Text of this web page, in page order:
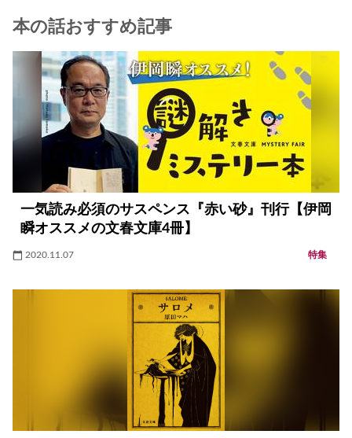
本の話おすすめ記事
一気読み必須のサスペンス『赤い砂』刊行【伊岡
瞬オススメの文春文庫4冊】
2020.11.07 特集